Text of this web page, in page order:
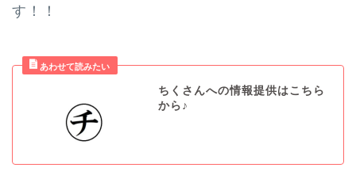
す！！
ちくさんへの情報提供はこちら
から♪